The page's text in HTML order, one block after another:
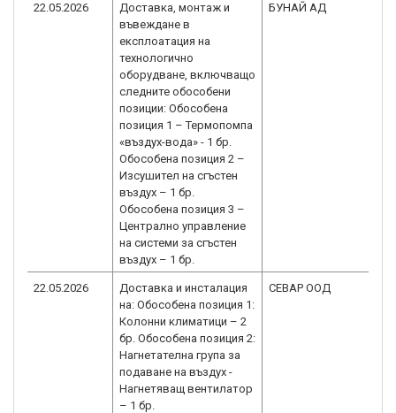
22.05.2026
Доставка, монтаж и
въвеждане в
експлоатация на
технологично
оборудване, включващо
следните обособени
позиции: Обособена
позиция 1 – Термопомпа
«въздух-вода» - 1 бр.
Обособена позиция 2 –
Изсушител на сгъстен
въздух – 1 бр.
Обособена позиция 3 –
Централно управление
на системи за сгъстен
въздух – 1 бр.
БУНАЙ АД
22.05.2026
Доставка и инсталация
на: Обособена позиция 1:
Колонни климатици – 2
бр. Обособена позиция 2:
Нагнетателна група за
подаване на въздух -
Нагнетяващ вентилатор
– 1 бр.
СЕВАР ООД